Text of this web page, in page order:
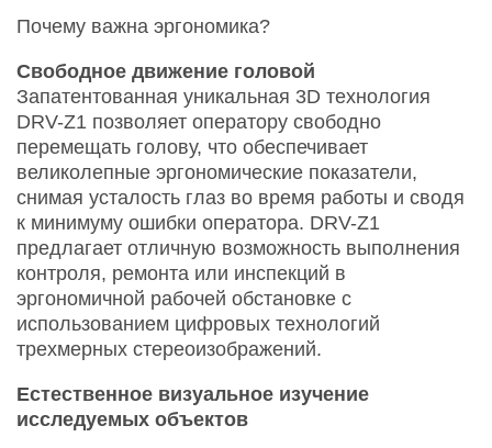
Почему важна эргономика?
Свободное движение головой
Запатентованная уникальная 3D технология
DRV-Z1 позволяет оператору свободно
перемещать голову, что обеспечивает
великолепные эргономические показатели,
снимая усталость глаз во время работы и сводя
к минимуму ошибки оператора. DRV-Z1
предлагает отличную возможность выполнения
контроля, ремонта или инспекций в
эргономичной рабочей обстановке с
использованием цифровых технологий
трехмерных стереоизображений.
Естественное визуальное изучение
исследуемых объектов